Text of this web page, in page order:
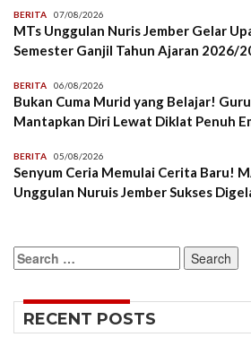
BERITA 07/08/2026
MTs Unggulan Nuris Jember Gelar
Semester Ganjil Tahun Ajaran 2026/
BERITA 06/08/2026
Bukan Cuma Murid yang Belajar!
Mantapkan Diri Lewat Diklat Penuh
BERITA 05/08/2026
Senyum Ceria Memulai Cerita Baru!
Unggulan Nuruis Jember Sukses
Search
for:
RECENT POSTS